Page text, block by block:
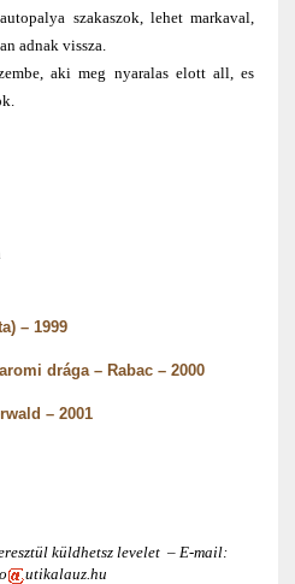
szakaszok, lehet markaval,
adnak vissza.
aki meg nyaralas elott all, es
– 1999
drága – Rabac – 2000
– 2001
küldhetsz levelet – E-mail:
utikalauz.hu